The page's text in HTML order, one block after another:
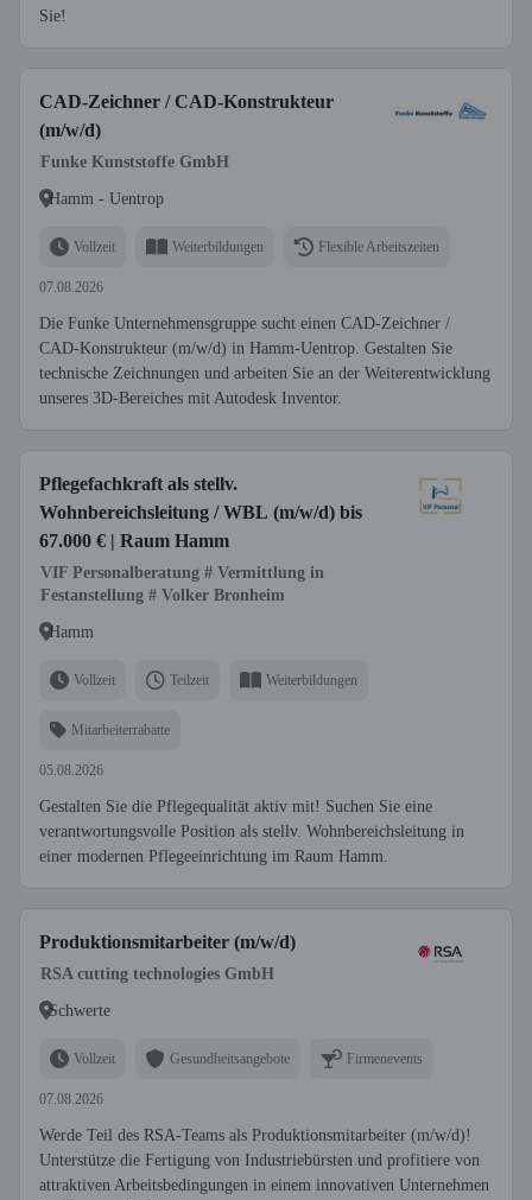
Sie!
CAD-Zeichner / CAD-Konstrukteur
(m/w/d)
Funke Kunststoffe GmbH
Hamm - Uentrop
Vollzeit Weiterbildungen Flexible Arbeitszeiten
07.08.2026
Die Funke Unternehmensgruppe sucht einen CAD-Zeichner /
CAD-Konstrukteur (m/w/d) in Hamm-Uentrop. Gestalten Sie
technische Zeichnungen und arbeiten Sie an der Weiterentwicklung
unseres 3D-Bereiches mit Autodesk Inventor.
Pflegefachkraft als stellv.
Wohnbereichsleitung / WBL (m/w/d) bis
67.000 € | Raum Hamm
VIF Personalberatung # Vermittlung in
Festanstellung # Volker Bronheim
Hamm
Vollzeit Teilzeit Weiterbildungen
Mitarbeiterrabatte
05.08.2026
Gestalten Sie die Pflegequalität aktiv mit! Suchen Sie eine
verantwortungsvolle Position als stellv. Wohnbereichsleitung in
einer modernen Pflegeeinrichtung im Raum Hamm.
Produktionsmitarbeiter (m/w/d)
RSA cutting technologies GmbH
Schwerte
Vollzeit Gesundheitsangebote Firmenevents
07.08.2026
Werde Teil des RSA-Teams als Produktionsmitarbeiter (m/w/d)!
Unterstütze die Fertigung von Industriebürsten und profitiere von
attraktiven Arbeitsbedingungen in einem innovativen Unternehmen